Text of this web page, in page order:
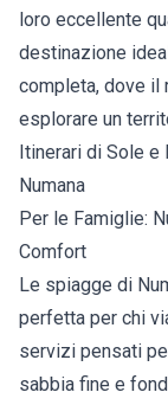
loro eccellente
destinazione
completa, dove il
esplorare un
Itinerari di Sole e
Numana
Per le Famiglie:
Comfort
Le spiagge di
perfetta per chi
servizi pensati
sabbia fine e